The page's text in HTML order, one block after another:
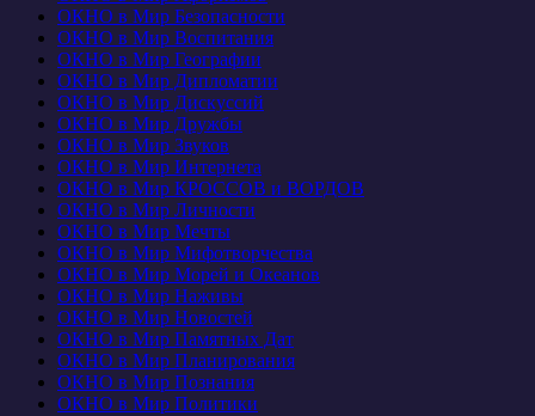
ОКНО в Мир Безопасности
ОКНО в Мир Воспитания
ОКНО в Мир Географии
ОКНО в Мир Дипломатии
ОКНО в Мир Дискуссий
ОКНО в Мир Дружбы
ОКНО в Мир Звуков
ОКНО в Мир Интернета
ОКНО в Мир КРОССОВ и ВОРДОВ
ОКНО в Мир Личности
ОКНО в Мир Мечты
ОКНО в Мир Мифотворчества
ОКНО в Мир Морей и Океанов
ОКНО в Мир Наживы
ОКНО в Мир Новостей
ОКНО в Мир Памятных Дат
ОКНО в Мир Планирования
ОКНО в Мир Познания
ОКНО в Мир Политики